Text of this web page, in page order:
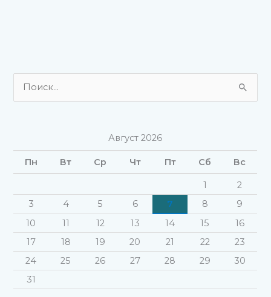
:
Август 2026
Пн Вт Ср Чт Пт Сб Вс
1
2
3
4 5 6 7 8
9
10
11 12 13 14 15
16
17
18 19 20 21 22
23
24
25 26 27 28 29
30
31